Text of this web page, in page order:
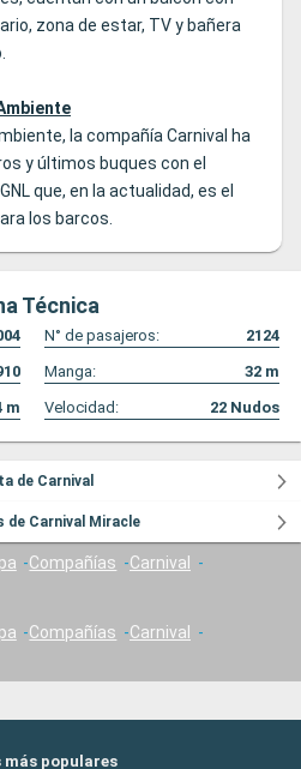
zona de estar, TV y bañera
la compañía Carnival ha
y últimos buques con el
que, en la actualidad, es el
los barcos.
Técnica
N° de pasajeros:
2124
Manga: 32 m
m Velocidad: 22 Nudos
de Carnival
de Carnival Miracle
Compañías
Carnival
Compañías
Carnival
más populares